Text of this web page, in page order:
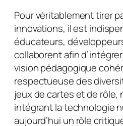
Pour véritablement tirer
innovations, il est
éducateurs,
collaborent afin
vision pédagogique
respectueuse des
jeux de cartes et de rôle,
intégrant la technologie
aujourd’hui un rôle